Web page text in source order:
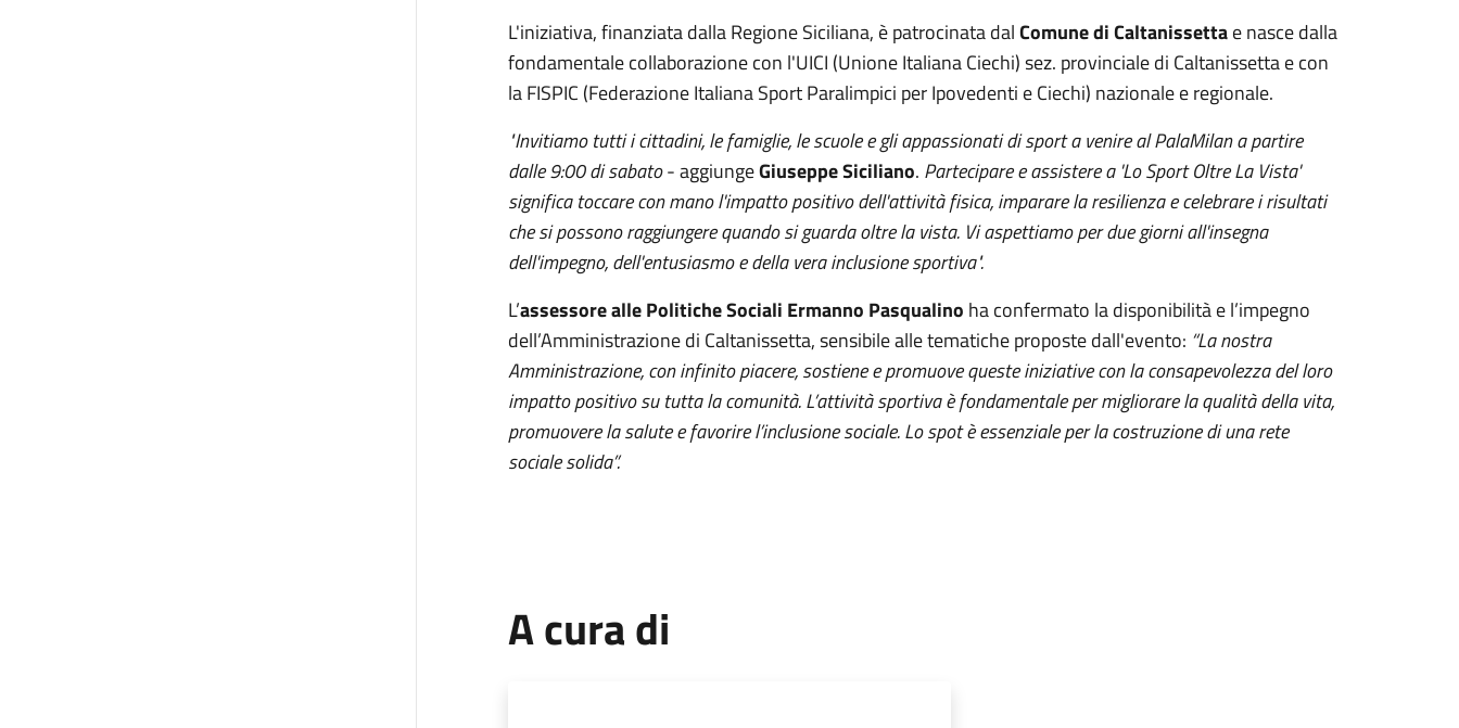
L'iniziativa, finanziata dalla Regione Siciliana, è patrocinata dalComune di Caltanissettae nasce dalla
fondamentale collaborazione con l'UICI (Unione Italiana Ciechi) sez. provinciale di Caltanissetta e con
la FISPIC (Federazione Italiana Sport Paralimpici per Ipovedenti e Ciechi) nazionale e regionale.
"Invitiamo tutti i cittadini, le famiglie, le scuole e gli appassionati di sport a venire al PalaMilan a partire
dalle 9:00 di sabato- aggiungeGiuseppe Siciliano. Partecipare e assistere a 'Lo Sport Oltre La Vista'
significa toccare con mano l'impatto positivo dell'attività fisica, imparare la resilienza e celebrare i risultati
che si possono raggiungere quando si guarda oltre la vista. Vi aspettiamo per due giorni all'insegna
dell'impegno, dell'entusiasmo e della vera inclusione sportiva".
L’assessore alle Politiche Sociali Ermanno Pasqualino ha confermato la disponibilità e l’impegno
dell’Amministrazione di Caltanissetta, sensibile alle tematiche proposte dall'evento: “La nostra
Amministrazione, con infinito piacere, sostiene e promuove queste iniziative con la consapevolezza del loro
impatto positivo su tutta la comunità. L’attività sportiva è fondamentale per migliorare la qualità della vita,
promuovere la salute e favorire l’inclusione sociale. Lo spot è essenziale per la costruzione di una rete
sociale solida”.
A cura di